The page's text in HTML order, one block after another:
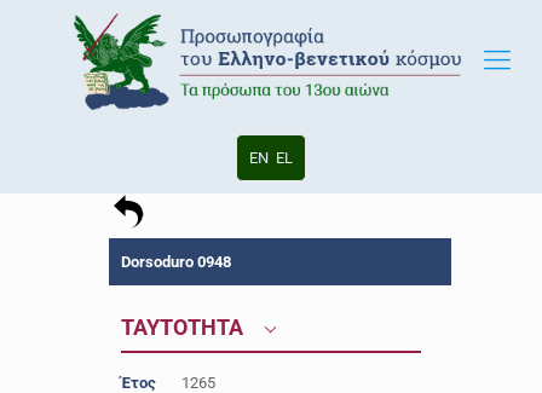
EN EL
Dorsoduro 0948
ΤΑΥΤΟΤΗΤΑ
Έτος
1265